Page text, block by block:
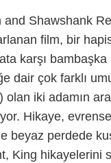
Shawshank
film, bir
karşı
dair çok farklı
olan iki adamın
Hikaye,
beyaz perdede
King hikayelerini